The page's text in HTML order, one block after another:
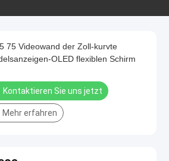
75 Videowand der Zoll-kurvte
OLED flexiblen Schirm
Kontaktieren Sie uns jetzt
Mehr erfahren